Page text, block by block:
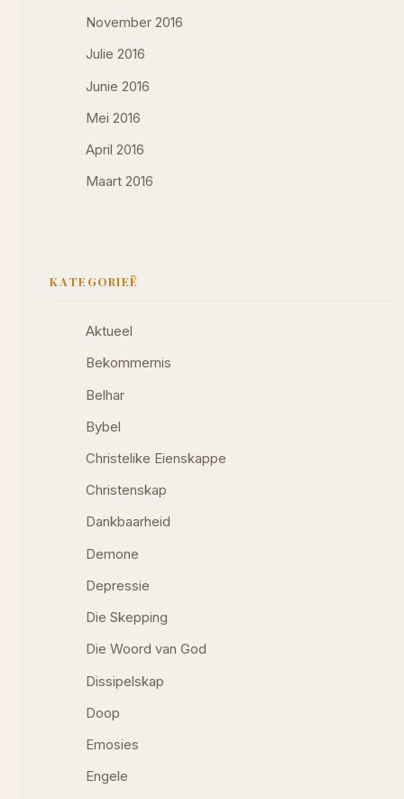
November 2016
Julie 2016
Junie 2016
Mei 2016
April 2016
Maart 2016
KATEGORIEË
Aktueel
Bekommernis
Belhar
Bybel
Christelike Eienskappe
Christenskap
Dankbaarheid
Demone
Depressie
Die Skepping
Die Woord van God
Dissipelskap
Doop
Emosies
Engele